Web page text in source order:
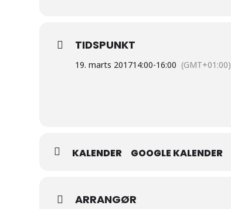
TIDSPUNKT
19. marts 201714:00-16:00 (GMT+01:00)
KALENDER GOOGLE KALENDER
ARRANGØR